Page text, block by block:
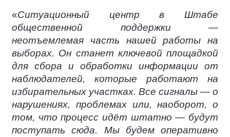
«Ситуационный центр в Штабе
общественной поддержки —
неотъемлемая часть нашей работы на
выборах. Он станет ключевой площадкой
для сбора и обработки информации от
наблюдателей, которые работают на
избирательных участках. Все сигналы — о
нарушениях, проблемах или, наоборот, о
том, что процесс идёт штатно — будут
поступать сюда. Мы будем оперативно